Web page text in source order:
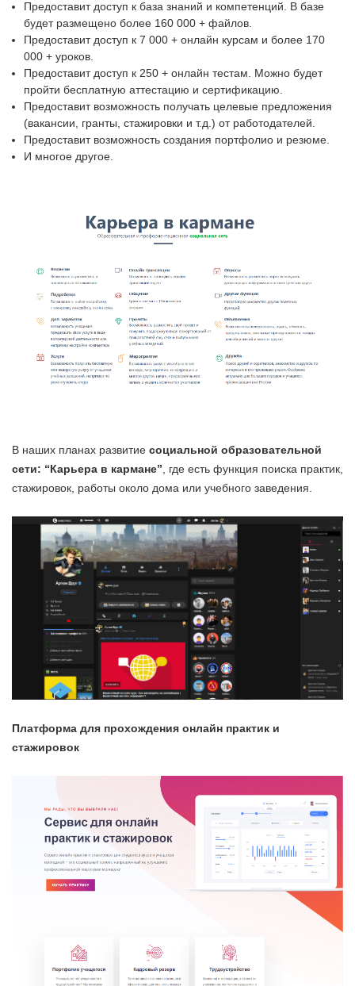
Предоставит доступ к база знаний и компетенций. В базе
будет размещено более 160 000 + файлов.
Предоставит доступ к 7 000 + онлайн курсам и более 170
000 + уроков.
Предоставит доступ к 250 + онлайн тестам. Можно будет
пройти бесплатную аттестацию и сертификацию.
Предоставит возможность получать целевые предложения
(вакансии, гранты, стажировки и т.д.) от работодателей.
Предоставит возможность создания портфолио и резюме.
И многое другое.
В наших планах развитие социальной образовательной
сети: “Карьера в кармане” , где есть функция поиска практик,
стажировок, работы около дома или учебного заведения.
Платформа для прохождения онлайн практик и
стажировок